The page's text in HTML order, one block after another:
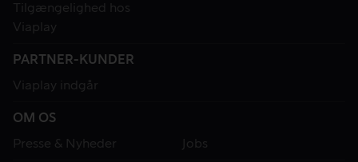
Tilgængelighed hos
Viaplay
PARTNER-KUNDER
Viaplay indgår
OM OS
Presse & Nyheder
Jobs